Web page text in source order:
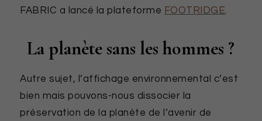
FABRIC a lancé la plateforme FOOTRIDGE.
La planète sans les hommes ?
Autre sujet, l’affichage environnemental c’est
bien mais pouvons-nous dissocier la
préservation de la planète de l’avenir de